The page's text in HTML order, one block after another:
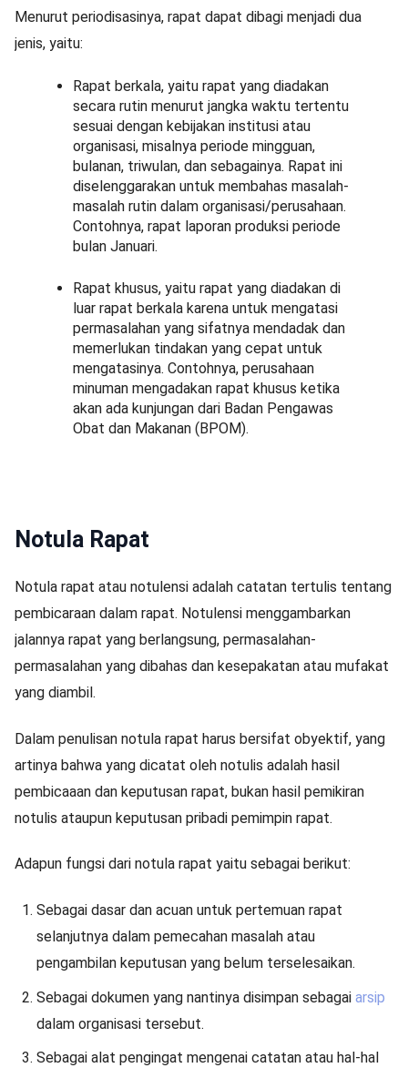
Menurut periodisasinya, rapat dapat dibagi menjadi dua
jenis, yaitu:
Rapat berkala, yaitu rapat yang diadakan
secara rutin menurut jangka waktu tertentu
sesuai dengan kebijakan institusi atau
organisasi, misalnya periode mingguan,
bulanan, triwulan, dan sebagainya. Rapat ini
diselenggarakan untuk membahas masalah-
masalah rutin dalam organisasi/perusahaan.
Contohnya, rapat laporan produksi periode
bulan Januari.
Rapat khusus, yaitu rapat yang diadakan di
luar rapat berkala karena untuk mengatasi
permasalahan yang sifatnya mendadak dan
memerlukan tindakan yang cepat untuk
mengatasinya. Contohnya, perusahaan
minuman mengadakan rapat khusus ketika
akan ada kunjungan dari Badan Pengawas
Obat dan Makanan (BPOM).
Notula Rapat
Notula rapat atau notulensi adalah catatan tertulis tentang
pembicaraan dalam rapat. Notulensi menggambarkan
jalannya rapat yang berlangsung, permasalahan-
permasalahan yang dibahas dan kesepakatan atau mufakat
yang diambil.
Dalam penulisan notula rapat harus bersifat obyektif, yang
artinya bahwa yang dicatat oleh notulis adalah hasil
pembicaaan dan keputusan rapat, bukan hasil pemikiran
notulis ataupun keputusan pribadi pemimpin rapat.
Adapun fungsi dari notula rapat yaitu sebagai berikut:
Sebagai dasar dan acuan untuk pertemuan rapat
selanjutnya dalam pemecahan masalah atau
pengambilan keputusan yang belum terselesaikan.
Sebagai dokumen yang nantinya disimpan sebagai arsip
dalam organisasi tersebut.
Sebagai alat pengingat mengenai catatan atau hal-hal